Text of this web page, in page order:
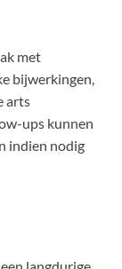
met
bijwerkingen,
arts
ups kunnen
indien nodig